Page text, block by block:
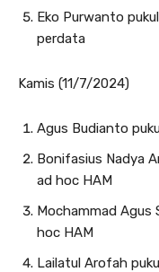
Eko Purwanto
perdata
Kamis (11/7/2024)
Agus Budianto
Bonifasius Nadya
ad hoc HAM
Mochammad Agus
hoc HAM
Lailatul Arofah